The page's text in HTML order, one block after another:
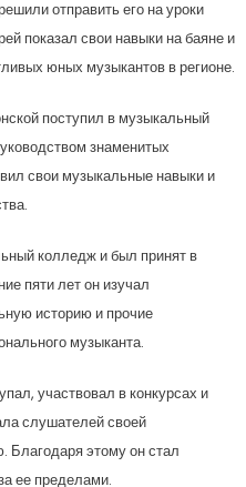
отправить его на уроки
показал свои навыки на баяне и
юных музыкантов в регионе.
поступил в музыкальный
знаменитых
свои музыкальные навыки и
колледж и был принят в
пяти лет он изучал
историю и прочие
музыканта.
участвовал в конкурсах и
слушателей своей
Благодаря этому он стал
ее пределами.